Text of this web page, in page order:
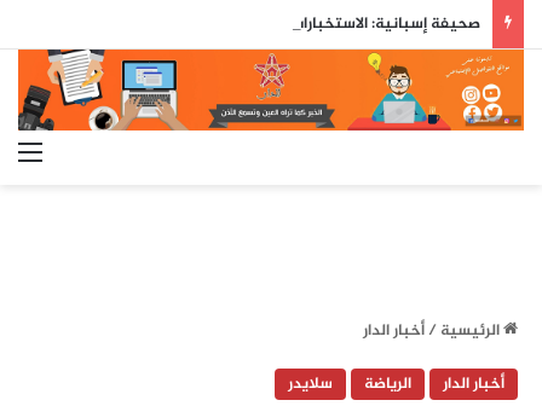
الرئيسية/أخبار الدار
أخبار الدار
الرياضة سلايدر